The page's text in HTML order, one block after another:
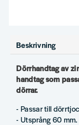
Beskrivning
Dörrhandtag av
handtag som
dörrar.
- Passar till
- Utsprång 60 mm.